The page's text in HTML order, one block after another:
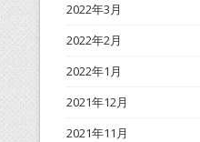
2022年3月
2022年2月
2022年1月
2021年12月
2021年11月